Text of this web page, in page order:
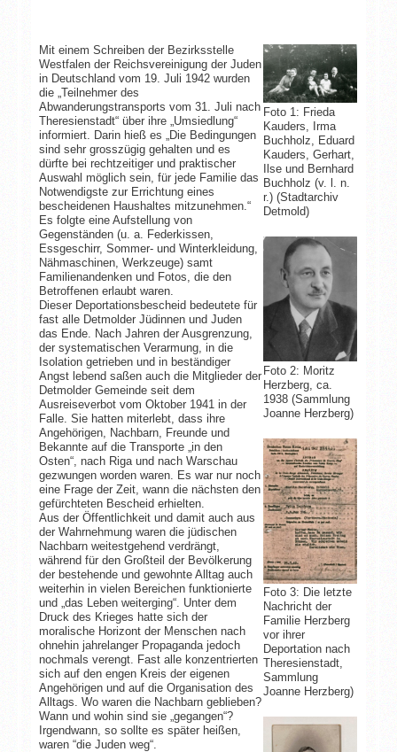
Foto 1: Frieda
Kauders, Irma
Buchholz, Eduard
Kauders, Gerhart,
Ilse und Bernhard
Buchholz (v. l. n.
r.) (Stadtarchiv
Detmold)
Foto 2: Moritz
Herzberg, ca.
1938 (Sammlung
Joanne Herzberg)
Foto 3: Die letzte
Nachricht der
Familie Herzberg
vor ihrer
Deportation nach
Theresienstadt,
Sammlung
Joanne Herzberg)
Mit einem Schreiben der Bezirksstelle
Westfalen der Reichsvereinigung der Juden
in Deutschland vom 19. Juli 1942 wurden
die „Teilnehmer des
Abwanderungstransports vom 31. Juli nach
Theresienstadt“ über ihre „Umsiedlung“
informiert. Darin hieß es „Die Bedingungen
sind sehr grosszügig gehalten und es
dürfte bei rechtzeitiger und praktischer
Auswahl möglich sein, für jede Familie das
Notwendigste zur Errichtung eines
bescheidenen Haushaltes mitzunehmen.“
Es folgte eine Aufstellung von
Gegenständen (u. a. Federkissen,
Essgeschirr, Sommer- und Winterkleidung,
Nähmaschinen, Werkzeuge) samt
Familienandenken und Fotos, die den
Betroffenen erlaubt waren.
Dieser Deportationsbescheid bedeutete für
fast alle Detmolder Jüdinnen und Juden
das Ende. Nach Jahren der Ausgrenzung,
der systematischen Verarmung, in die
Isolation getrieben und in beständiger
Angst lebend saßen auch die Mitglieder der
Detmolder Gemeinde seit dem
Ausreiseverbot vom Oktober 1941 in der
Falle. Sie hatten miterlebt, dass ihre
Angehörigen, Nachbarn, Freunde und
Bekannte auf die Transporte „in den
Osten“, nach Riga und nach Warschau
gezwungen worden waren. Es war nur noch
eine Frage der Zeit, wann die nächsten den
gefürchteten Bescheid erhielten.
Aus der Öffentlichkeit und damit auch aus
der Wahrnehmung waren die jüdischen
Nachbarn weitestgehend verdrängt,
während für den Großteil der Bevölkerung
der bestehende und gewohnte Alltag auch
weiterhin in vielen Bereichen funktionierte
und „das Leben weiterging“. Unter dem
Druck des Krieges hatte sich der
moralische Horizont der Menschen nach
ohnehin jahrelanger Propaganda jedoch
nochmals verengt. Fast alle konzentrierten
sich auf den engen Kreis der eigenen
Angehörigen und auf die Organisation des
Alltags. Wo waren die Nachbarn geblieben?
Wann und wohin sind sie „gegangen“?
Irgendwann, so sollte es später heißen,
waren “die Juden weg“.